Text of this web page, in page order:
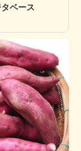
ベース